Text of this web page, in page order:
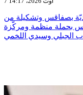
بصفاقس وتشكيلة من
بحملة منظمة ومركّزة